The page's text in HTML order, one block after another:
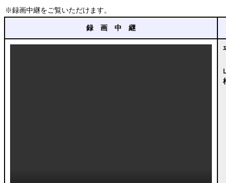
※録画中継をご覧いただけます。
録 画 中 継